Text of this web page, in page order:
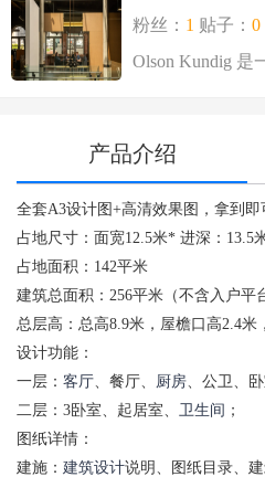
粉丝： 1 贴子： 0
Olson Kundig 是
产品介绍
全套A3设计图+高清效果图，拿到即
占地尺寸：面宽12.5米* 进深：13.5
占地面积：142平米
建筑总面积：256平米（不含入户平
总层高：总高8.9米，屋檐口高2.4米
设计功能：
一层： 客厅、餐厅、 厨房、公卫、卧
二层：3卧室、起居室、 卫生间 ；
图纸详情：
建施： 建筑设计说明、图纸目录、